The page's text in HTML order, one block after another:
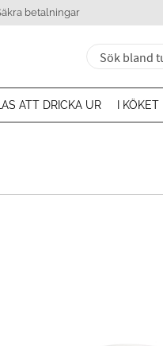
betalningar
ATT DRICKA UR I KÖKET